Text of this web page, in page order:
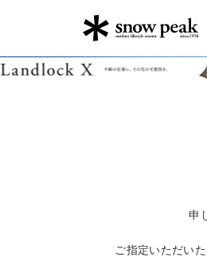
申
ご指定いただい